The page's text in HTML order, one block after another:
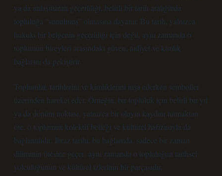
ya da anlaşmanın geçerliliği, belirli bir tarih aralığında
topluluğa “sunulmuş” olmasına dayanır. Bu tarih, yalnızca
hukuki bir belgenin geçerliliği için değil, aynı zamanda o
toplumun bireyleri arasındaki güven, aidiyet ve kimlik
bağlarını da pekiştirir.
Toplumlar, tarihlerini ve kimliklerini inşa ederken semboller
üzerinden hareket eder. Örneğin, bir topluluk için belirli bir yıl
ya da dönüm noktası, yalnızca bir olayın kaydını tutmaktan
öte, o toplumun kolektif belleği ve kültürel hafızasıyla da
bağlantılıdır. İbraz tarihi, bu bağlamda, sadece bir zaman
diliminin ötesine geçer; aynı zamanda o topluluğun tarihsel
yolculuğunun ve kültürel izlerinin bir parçasıdır.